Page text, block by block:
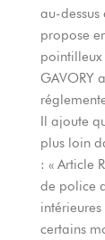
au-
propose
pointilleux
GAVORY
Il ajoute
plus loin
: « Article
de police
certains